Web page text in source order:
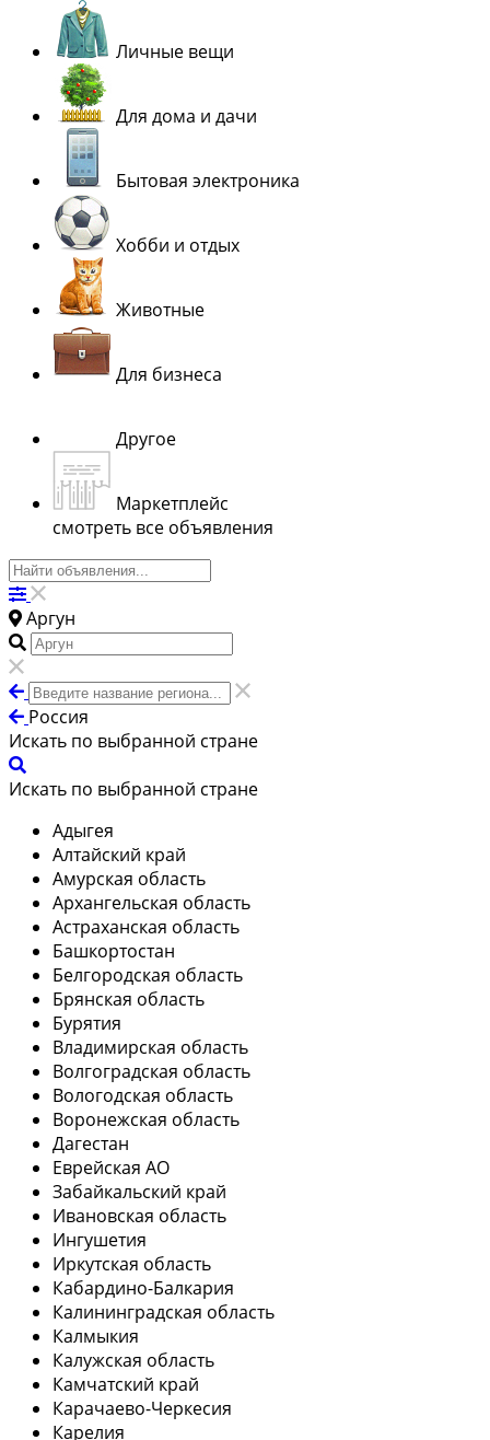
Личные вещи
Для дома и дачи
Бытовая электроника
Хобби и отдых
Животные
Для бизнеса
Другое
Маркетплейс
смотреть все объявления
Аргун
Россия
Искать по выбранной стране
Искать по выбранной стране
Адыгея
Алтайский край
Амурская область
Архангельская область
Астраханская область
Башкортостан
Белгородская область
Брянская область
Бурятия
Владимирская область
Волгоградская область
Вологодская область
Воронежская область
Дагестан
Еврейская АО
Забайкальский край
Ивановская область
Ингушетия
Иркутская область
Кабардино-Балкария
Калининградская область
Калмыкия
Калужская область
Камчатский край
Карачаево-Черкесия
Карелия